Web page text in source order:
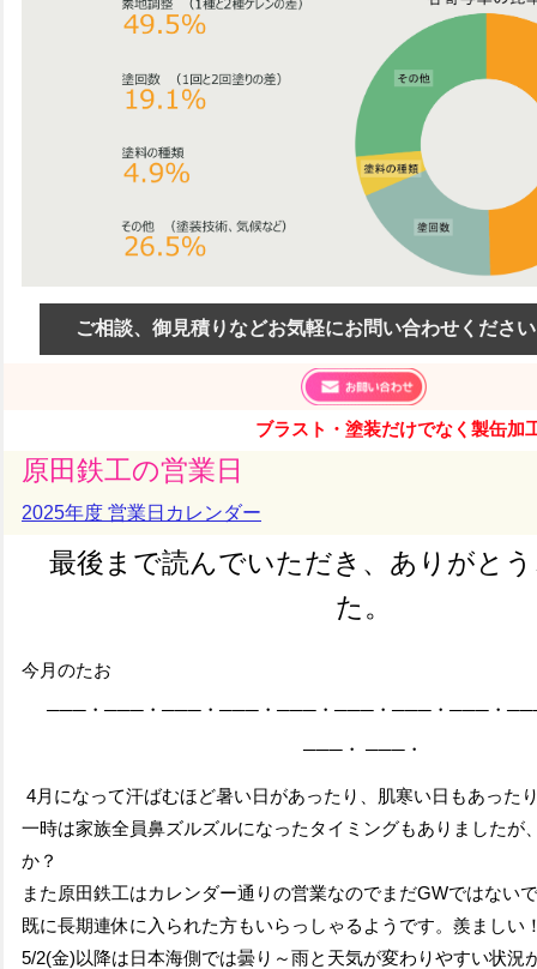
ご相談、御見積りなどお気軽にお問い合わせくださ
ブラスト・塗装だけでなく製缶加
原田鉄工の営業日
2025年度 営業日カレンダー
最後まで読んでいただき、ありがと
た。
今月のたお
───・───・───・───・───・───・───・───・
───・ ───・
4月になって汗ばむほど暑い日があったり、肌寒い日もあった
一時は家族全員鼻ズルズルになったタイミングもありましたが
か？
また原田鉄工はカレンダー通りの営業なのでまだGWではない
既に長期連休に入られた方もいらっしゃるようです。羨ましい
5/2(金)以降は日本海側では曇り～雨と天気が変わりやすい状況